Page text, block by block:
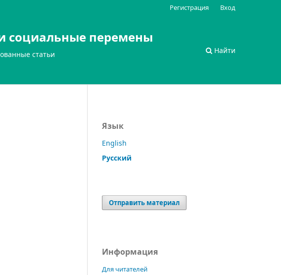
социальные перемены
статьи Найти
Регистрация Вход
Язык
English
Русский
Отправить материал
Информация
Для читателей